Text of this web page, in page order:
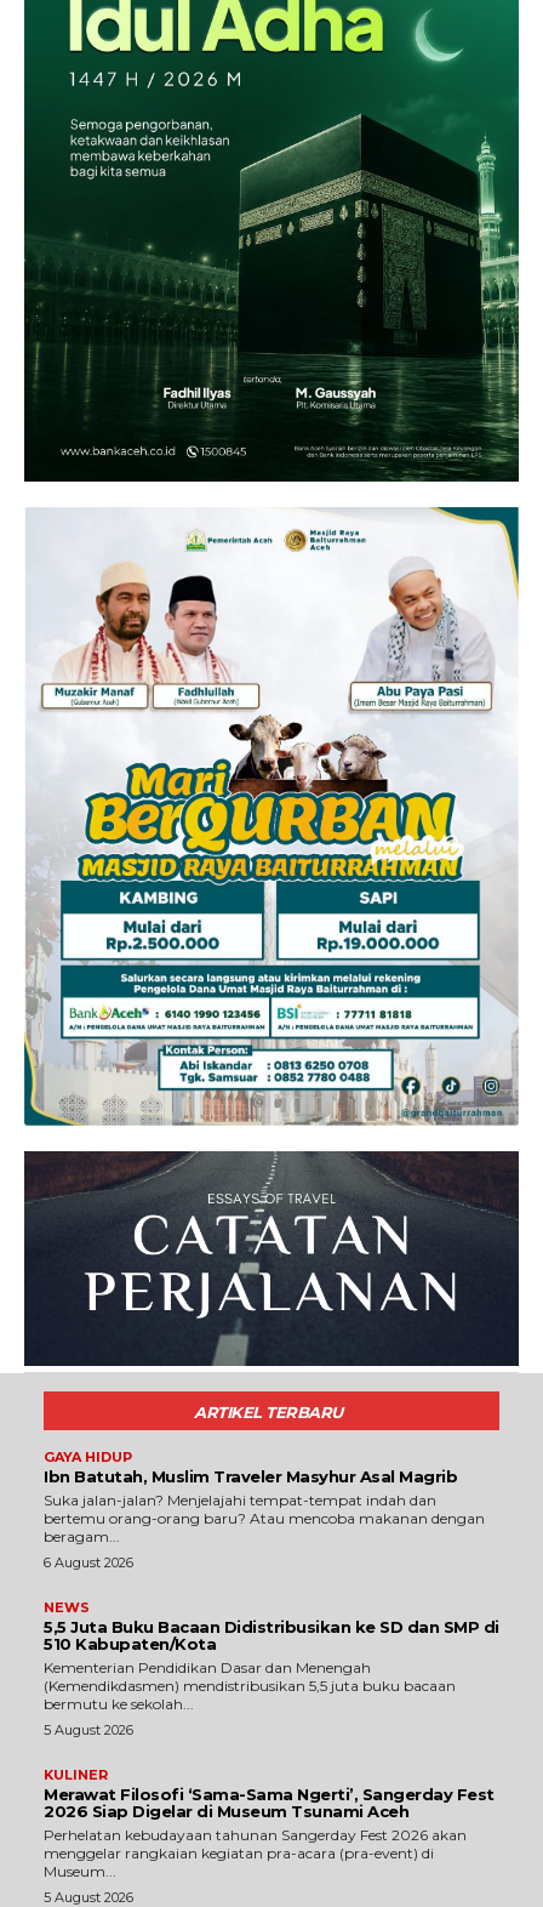
ARTIKEL TERBARU
GAYA HIDUP
Ibn Batutah, Muslim Traveler Masyhur Asal Magrib
Suka jalan-jalan? Menjelajahi tempat-tempat indah dan
bertemu orang-orang baru? Atau mencoba makanan dengan
beragam...
6 August 2026
NEWS
5,5 Juta Buku Bacaan Didistribusikan ke SD dan SMP di
510 Kabupaten/Kota
Kementerian Pendidikan Dasar dan Menengah
(Kemendikdasmen) mendistribusikan 5,5 juta buku bacaan
bermutu ke sekolah...
5 August 2026
KULINER
Merawat Filosofi ‘Sama-Sama Ngerti’, Sangerday Fest
2026 Siap Digelar di Museum Tsunami Aceh
Perhelatan kebudayaan tahunan Sangerday Fest 2026 akan
menggelar rangkaian kegiatan pra-acara (pra-event) di
Museum...
5 August 2026